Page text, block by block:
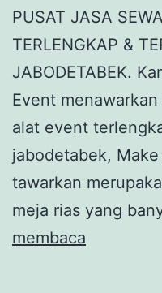
PUSAT JASA
TERLENGKAP &
JABODETABEK.
Event
alat event
jabodetabek,
tawarkan
meja rias yang
membaca